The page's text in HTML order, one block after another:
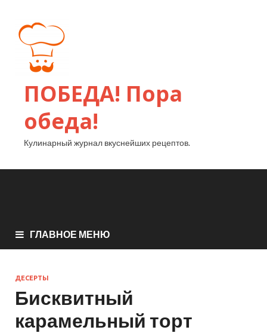
ПОБЕДА! Пора
обеда!
Кулинарный журнал вкуснейших рецептов.
ГЛАВНОЕ МЕНЮ
ДЕСЕРТЫ
Бисквитный
карамельный торт